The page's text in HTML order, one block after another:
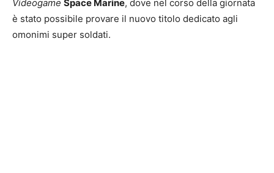
Videogame Space Marine, dove nel corso della giornata
è stato possibile provare il nuovo titolo dedicato agli
omonimi super soldati.